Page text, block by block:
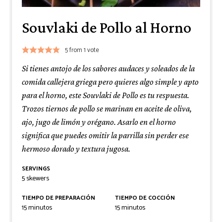
Souvlaki de Pollo al Horno
5from 1 vote
Si tienes antojo de los sabores audaces y soleados de la
comida callejera griega pero quieres algo simple y apto
para el horno, este Souvlaki de Pollo es tu respuesta.
Trozos tiernos de pollo se marinan en aceite de oliva,
ajo, jugo de limón y orégano. Asarlo en el horno
significa que puedes omitir la parrilla sin perder ese
hermoso dorado y textura jugosa.
SERVINGS
5skewers
TIEMPO DE PREPARACIÓN
15minutos
minutos
TIEMPO DE COCCIÓN
15minutos
minutos